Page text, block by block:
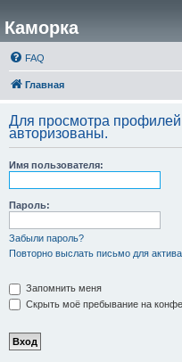
Каморка
FAQ
Главная
Для просмотра
авторизованы.
Имя пользователя:
Пароль:
Забыли пароль?
Повторно выслать письмо для
Запомнить меня
Скрыть моё пребывание на